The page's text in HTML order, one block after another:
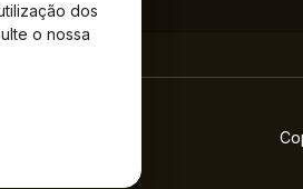
dos
o nossa